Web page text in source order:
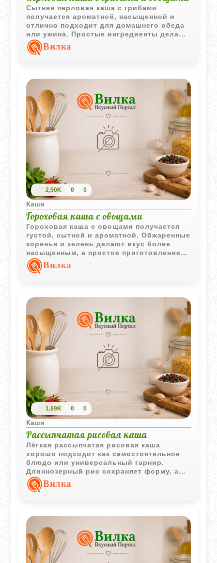
Сытная перловая каша с грибами
получается ароматной, насыщенной и
отлично подходит для домашнего обеда
или ужина. Простые ингредиенты делают
блюдо доступным, а грибной отвар
придаёт крупе особенно выразительный
Вилка
2,50K 0 0
Каши
Гороховая каша с овощами
Гороховая каша с овощами получается
густой, сытной и ароматной. Обжаренные
коренья и зелень делают вкус более
насыщенным, а простое приготовление
отлично подходит для домашнего обеда.
Вилка
1,69K 0 0
Каши
Рассыпчатая рисовая каша
Лёгкая рассыпчатая рисовая каша
хорошо подходит как самостоятельное
блюдо или универсальный гарнир.
Длиннозерный рис сохраняет форму, а
простое приготовление делает рецепт
удобным для ежедневного меню.
Вилка